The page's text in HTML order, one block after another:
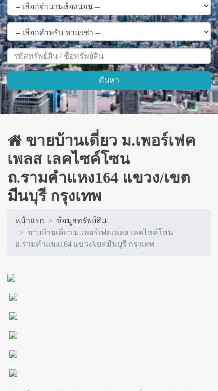
ค้นหา
ขายบ้านเดี่ยว ม.เพอร์เฟค
เพลส เลคไซค์โซน
ถ.รามคำแหง164 แขวง/เขต
มีนบุรี กรุงเทพ
หน้าแรก
ข้อมูลทรัพย์สิน
ขายบ้านเดี่ยว ม.เพอร์เฟคเพลส เลคไซค์โซน
ถ.รามคำแหง164 แขวง/เขตมีนบุรี กรุงเทพ